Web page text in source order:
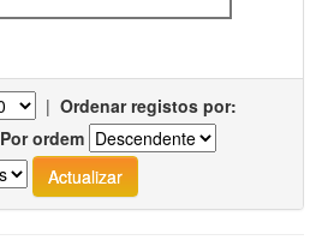
| Ordenar registos por:
Por ordem